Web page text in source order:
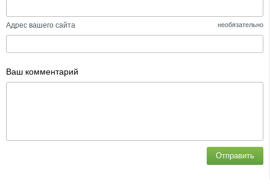
Адрес вашего сайта необязательно
Ваш комментарий
Отправить